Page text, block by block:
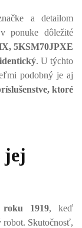
a detailom
ponuke dôležité
5KSM70JPXE
. U týchto
podobný je aj
ktoré
jej
roku 1919, keď
robot. Skutočnosť,